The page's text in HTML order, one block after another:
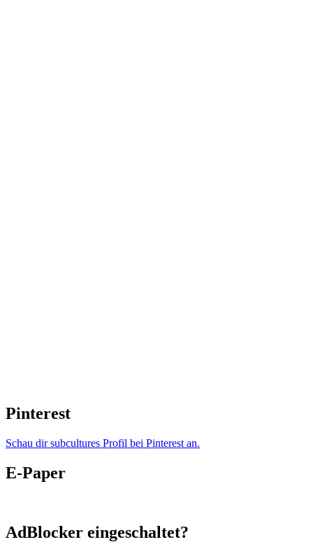
Pinterest
Schau dir subcultures Profil bei Pinterest an.
E-Paper
AdBlocker eingeschaltet?